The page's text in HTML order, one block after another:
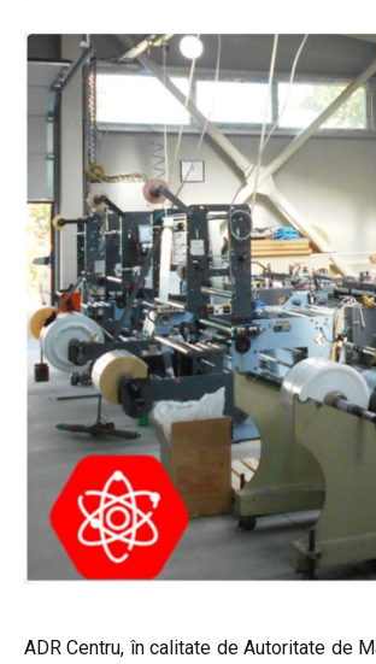
ADR Centru, în calitate de Autoritate de